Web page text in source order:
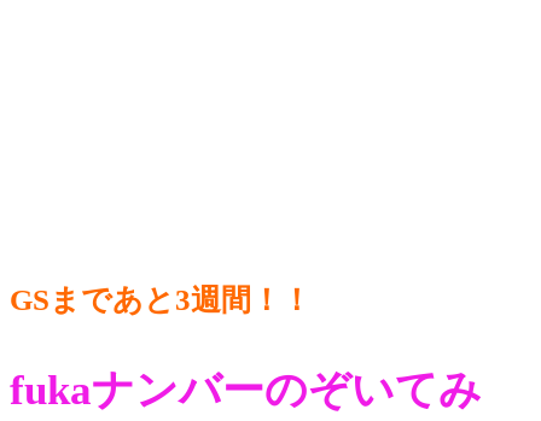
GSまであと3週間！！
fukaナンバーのぞいてみ